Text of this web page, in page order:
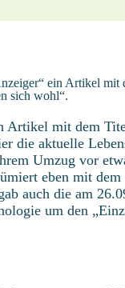
ein Artikel mit
sich wohl“.
Artikel mit dem
die aktuelle
Umzug vor
eben mit
auch die am
um den